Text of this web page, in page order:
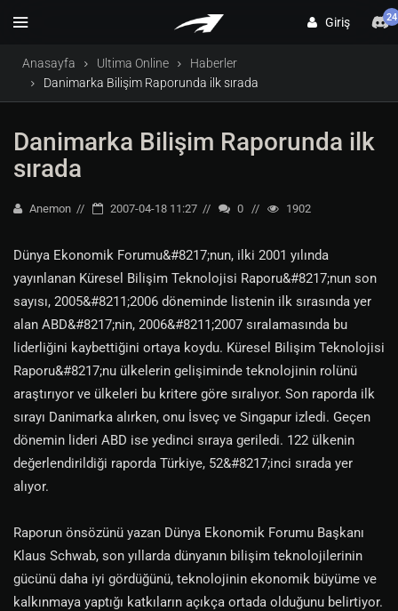
Giriş 24
Anasayfa Ultima Online
Haberler
Danimarka Bilişim Raporunda ilk sırada
Danimarka Bilişim Raporunda ilk
sırada
Anemon 2007-04-18 11:27 0 1902
Dünya Ekonomik Forumu&#8217;nun, ilki 2001 yılında
yayınlanan Küresel Bilişim Teknolojisi Raporu&#8217;nun son
sayısı, 2005&#8211;2006 döneminde listenin ilk sırasında yer
alan ABD&#8217;nin, 2006&#8211;2007 sıralamasında bu
liderliğini kaybettiğini ortaya koydu. Küresel Bilişim Teknolojisi
Raporu&#8217;nu ülkelerin gelişiminde teknolojinin rolünü
araştırıyor ve ülkeleri bu kritere göre sıralıyor. Son raporda ilk
sırayı Danimarka alırken, onu İsveç ve Singapur izledi. Geçen
dönemin lideri ABD ise yedinci sıraya geriledi. 122 ülkenin
değerlendirildiği raporda Türkiye, 52&#8217;inci sırada yer
alıyor.
Raporun önsözünü yazan Dünya Ekonomik Forumu Başkanı
Klaus Schwab, son yıllarda dünyanın bilişim teknolojilerinin
gücünü daha iyi gördüğünü, teknolojinin ekonomik büyüme ve
kalkınmaya yaptığı katkıların açıkça ortada olduğunu belirtiyor.